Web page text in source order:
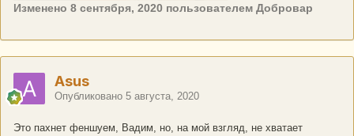
Изменено 8 сентября, 2020 пользователем Добровар
Asus
Опубликовано 5 августа, 2020
Это пахнет феншуем, Вадим, но, на мой взгляд, не хватает